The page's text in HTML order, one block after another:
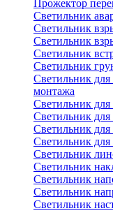
Прожектор
Светильник
Светильник
Светильник
Светильник
Светильник
Светильник для
монтажа
Светильник
Светильник для
Светильник
Светильник
Светильник
Светильник
Светильник
Светильник
Светильник